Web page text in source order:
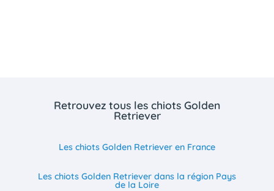
Retrouvez tous les chiots Golden
Retriever
Les chiots Golden Retriever en France
Les chiots Golden Retriever dans la région Pays
de la Loire